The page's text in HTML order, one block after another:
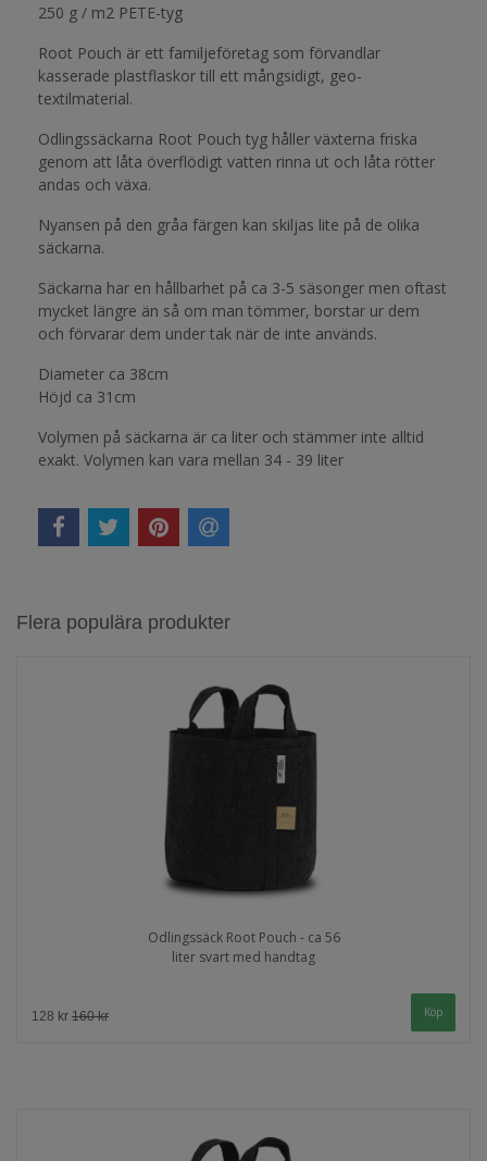
250 g / m2 PETE-tyg
Root Pouch är ett familjeföretag som förvandlar
kasserade plastflaskor till ett mångsidigt, geo-
textilmaterial.
Odlingssäckarna Root Pouch tyg håller växterna friska
genom att låta överflödigt vatten rinna ut och låta rötter
andas och växa.
Nyansen på den gråa färgen kan skiljas lite på de olika
säckarna.
Säckarna har en hållbarhet på ca 3-5 säsonger men oftast
mycket längre än så om man tömmer, borstar ur dem
och förvarar dem under tak när de inte används.
Diameter ca 38cm
Höjd ca 31cm
Volymen på säckarna är ca liter och stämmer inte alltid
exakt. Volymen kan vara mellan 34 - 39 liter
Flera populära produkter
Odlingssäck Root Pouch - ca 56
liter svart med handtag
128 kr 160 kr